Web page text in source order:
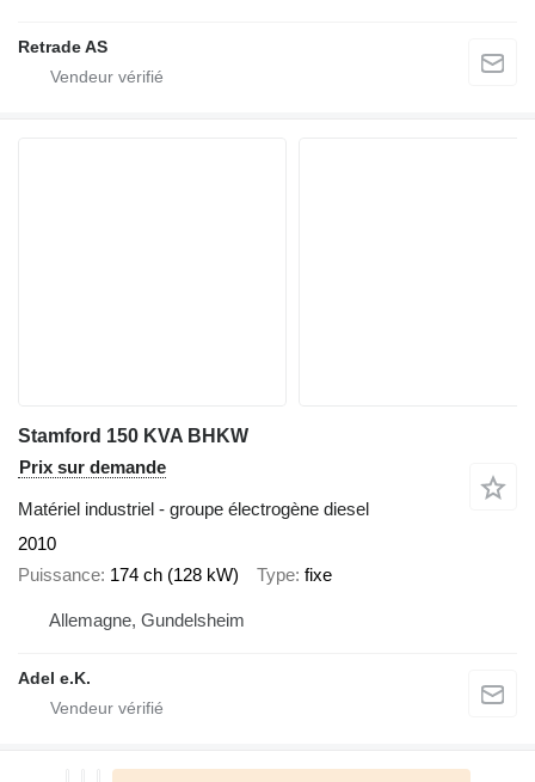
Retrade AS
Stamford 150 KVA BHKW
Prix sur demande
Matériel industriel - groupe électrogène diesel
2010
Puissance 174 ch (128 kW) Type fixe
Allemagne, Gundelsheim
Adel e.K.